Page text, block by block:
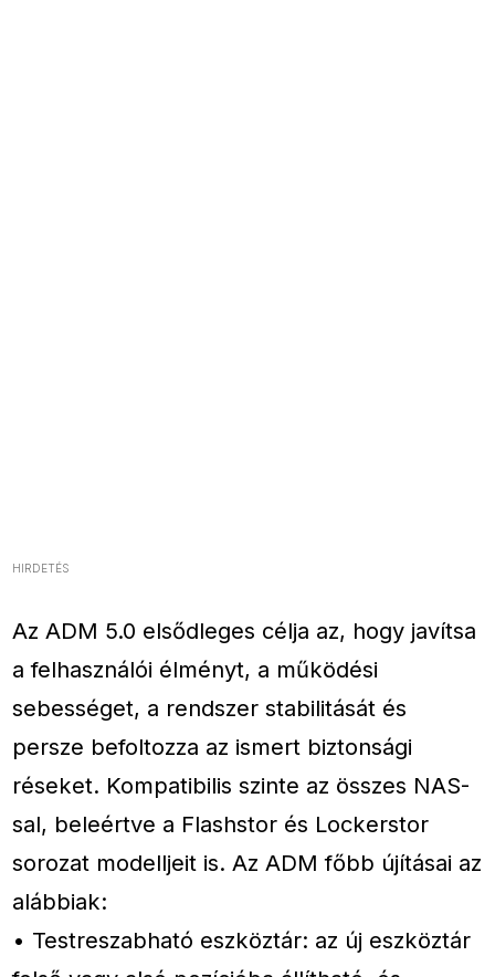
HIRDETÉS
Az ADM 5.0 elsődleges célja az, hogy javítsa
a felhasználói élményt, a működési
sebességet, a rendszer stabilitását és
persze befoltozza az ismert biztonsági
réseket. Kompatibilis szinte az összes NAS-
sal, beleértve a Flashstor és Lockerstor
sorozat modelljeit is. Az ADM főbb újításai az
alábbiak:
• Testreszabható eszköztár: az új eszköztár